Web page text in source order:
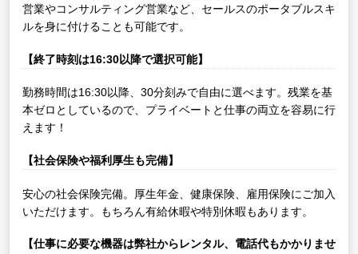
営業やコンサルティング営業など、セールスのポータブルスキ
ルを身に付けることも可能です。
【終了時刻は16:30以降で選択可能】
勤務時間は16:30以降、30分刻みで自由に選べます。残業を基
本ゼロとしているので、プライベートと仕事の両立を容易に行
えます！
【社会保険や福利厚生も完備】
安心の社会保険完備。厚生年金、健康保険、雇用保険にご加入
いただけます。もちろん有給休暇や特別休暇もあります。
【仕事に必要な機器は弊社からレンタル、電話代もかかりませ